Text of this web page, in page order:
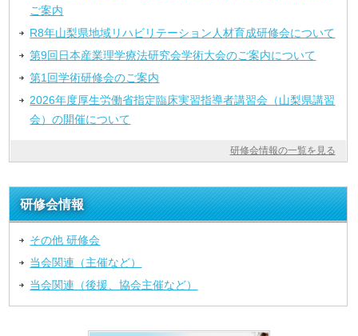
ご案内
R8年山梨県地域リハビリテーション人材育成研修会について
第9回日本産業理学療法研究会学術大会のご案内について
第1回学術研修会のご案内
2026年度厚生労働省指定臨床実習指導者講習会（山梨県講習
会）の開催について
研修会情報の一覧を見る
研修会情報
その他 研修会
当会関連（主催など）
当会関連（後援、協会主催など）